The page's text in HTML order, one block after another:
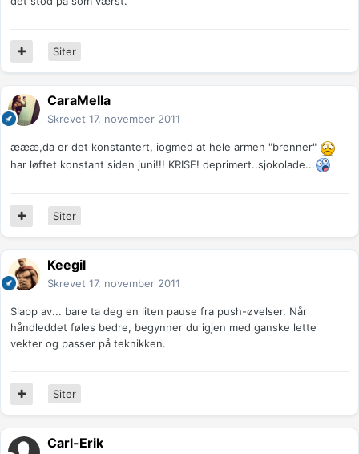
Siter
CaraMella
Skrevet 17. november 2011
æææ,da er det konstantert, iogmed at hele armen "brenner"
har løftet konstant siden juni!!! KRISE! deprimert..sjokolade...
Siter
Keegil
Skrevet 17. november 2011
Slapp av... bare ta deg en liten pause fra push-øvelser. Når
håndleddet føles bedre, begynner du igjen med ganske lette
vekter og passer på teknikken.
Siter
Carl-Erik